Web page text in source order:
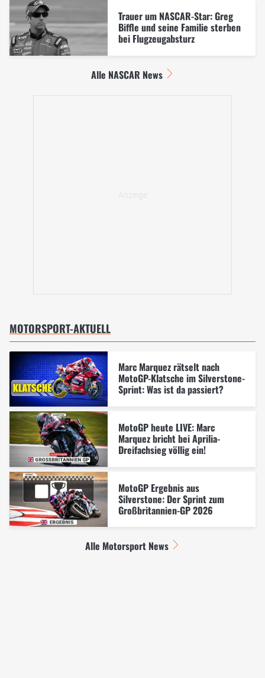
Trauer um NASCAR-Star: Greg
Biffle und seine Familie sterben
bei Flugzeugabsturz
Alle NASCAR News
MOTORSPORT-AKTUELL
Marc Marquez rätselt nach
MotoGP-Klatsche im Silverstone-
Sprint: Was ist da passiert?
MotoGP heute LIVE: Marc
Marquez bricht bei Aprilia-
Dreifachsieg völlig ein!
MotoGP Ergebnis aus
Silverstone: Der Sprint zum
Großbritannien-GP 2026
Alle Motorsport News